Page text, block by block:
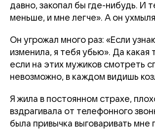
давно, закопал бы где-нибудь. И
меньше, и мне легче». А он
Он угрожал много раз: «Если
изменила, я тебя убью». Да какая
если на этих мужиков смотреть
невозможно, в каждом видишь
Я жила в постоянном страхе,
вздрагивала от телефонного
была привычка выговаривать мне